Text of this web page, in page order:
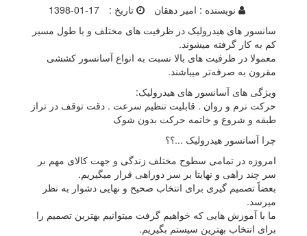
نویسنده : امیر دهقان تاریخ :
1398-01-17
سانسور های هیدرولیک در ظرفیت های مختلف و با طول مسیر
کم به کار گرفته میشوند.
معمولا در ظرفیت های بالا نسبت به انواع آسانسور کششی
مقرون به صرفه‌تر میباشند.
ویژگی های آسانسور های هیدرولیک:
حرکت نرم و روان . قابلیت تنظیم سرعت . دقت توقف در تراز
طبقه و شروع و خاتمه حرکت بدون شوک
چرا آسانسور هیدرولیک ...؟؟
امروزه در تمامی سطوح مختلف زندگی و جهت کالای مهم بر
سر چند راهی و نهایتا بر سر دوراهی قرار میگیریم.
بعضاً تصمیم گیری برای انتخاب صحیح و نهایی دشوار به نظر
میرسد.
ما با آموزش هایی که خواهیم گرفت میتوانیم بهترین تصمیم را
برای انتخاب بهترین سیستم بگیریم.